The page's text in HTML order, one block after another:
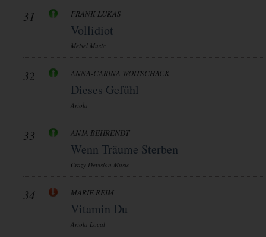
31 FRANK LUKAS
Vollidiot
Meisel Music
32 ANNA-CARINA WOITSCHACK
Dieses Gefühl
Ariola
33 ANJA BEHRENDT
Wenn Träume Sterben
Crazy Devision Music
34 MARIE REIM
Vitamin Du
Ariola Local